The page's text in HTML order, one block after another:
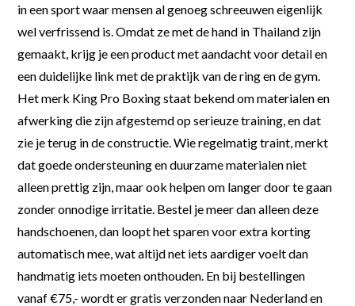
in een sport waar mensen al genoeg schreeuwen eigenlijk
wel verfrissend is. Omdat ze met de hand in Thailand zijn
gemaakt, krijg je een product met aandacht voor detail en
een duidelijke link met de praktijk van de ring en de gym.
Het merk King Pro Boxing staat bekend om materialen en
afwerking die zijn afgestemd op serieuze training, en dat
zie je terug in de constructie. Wie regelmatig traint, merkt
dat goede ondersteuning en duurzame materialen niet
alleen prettig zijn, maar ook helpen om langer door te gaan
zonder onnodige irritatie. Bestel je meer dan alleen deze
handschoenen, dan loopt het sparen voor extra korting
automatisch mee, wat altijd net iets aardiger voelt dan
handmatig iets moeten onthouden. En bij bestellingen
vanaf €75,- wordt er gratis verzonden naar Nederland en